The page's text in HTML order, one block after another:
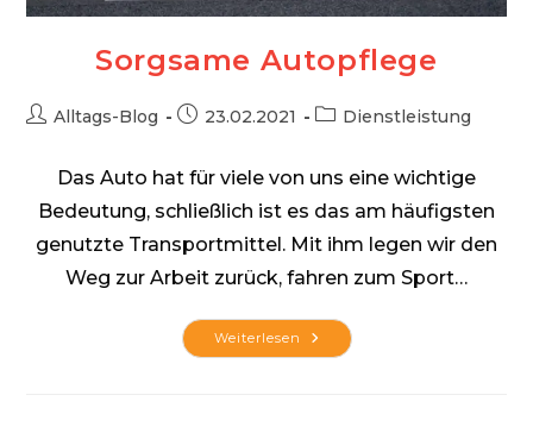
Sorgsame Autopflege
Beitrags-
Alltags-Blog
Beitrag23.02.2021
Beitrags-
Dienstleistung
Das Auto hat für viele von uns eine wichtige
Bedeutung, schließlich ist es das am häufigsten
genutzte Transportmittel. Mit ihm legen wir den
Weg zur Arbeit zurück, fahren zum Sport…
Weiterlesen Sorgsame
Autopflege